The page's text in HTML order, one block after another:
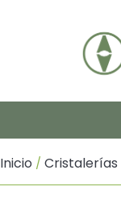
Inicio / Cristalerías